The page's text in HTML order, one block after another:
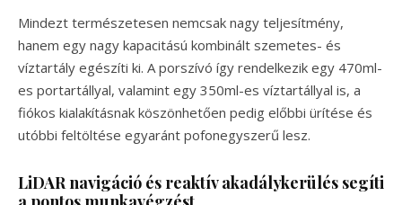
Mindezt természetesen nemcsak nagy teljesítmény,
hanem egy nagy kapacitású kombinált szemetes- és
víztartály egészíti ki. A porszívó így rendelkezik egy 470ml-
es portartállyal, valamint egy 350ml-es víztartállyal is, a
fiókos kialakításnak köszönhetően pedig előbbi ürítése és
utóbbi feltöltése egyaránt pofonegyszerű lesz.
LiDAR navigáció és reaktív akadálykerülés segíti